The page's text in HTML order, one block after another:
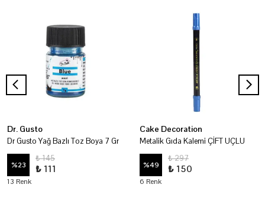
Dr. Gusto
Dr Gusto Yağ Bazlı Toz Boya 7 Gr
%23
₺ 145
₺ 111
13 Renk
Cake Decoration
Metalik Gıda Kalemi ÇİFT UÇLU
%49
₺ 297
₺ 150
6 Renk